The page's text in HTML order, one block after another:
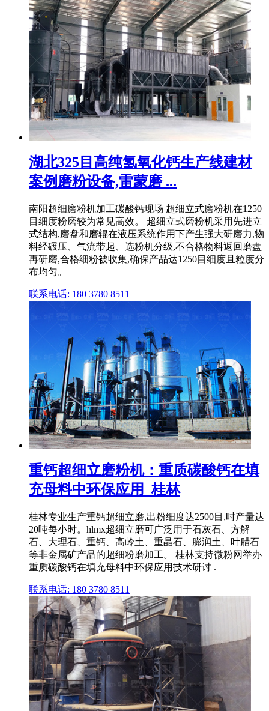
湖北325目高纯氢氧化钙生产线建材
案例磨粉设备,雷蒙磨 ...
南阳超细磨粉机加工碳酸钙现场 超细立式磨粉机在1250
目细度粉磨较为常见高效。 超细立式磨粉机采用先进立
式结构,磨盘和磨辊在液压系统作用下产生强大研磨力,物
料经碾压、气流带起、选粉机分级,不合格物料返回磨盘
再研磨,合格细粉被收集,确保产品达1250目细度且粒度分
布均匀。
联系电话: 180 3780 8511
重钙超细立磨粉机：重质碳酸钙在填
充母料中环保应用_桂林
桂林专业生产重钙超细立磨,出粉细度达2500目,时产量达
20吨每小时。hlmx超细立磨可广泛用于石灰石、方解
石、大理石、重钙、高岭土、重晶石、膨润土、叶腊石
等非金属矿产品的超细粉磨加工。 桂林支持微粉网举办
重质碳酸钙在填充母料中环保应用技术研讨 .
联系电话: 180 3780 8511